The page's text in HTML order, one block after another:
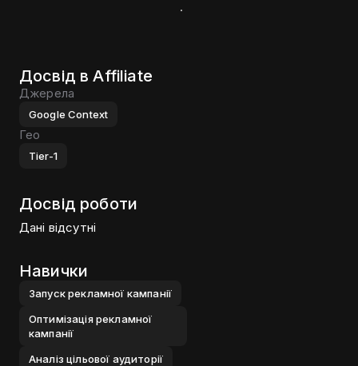
.
Досвід в Affiliate
Джерела
Google Context
Гео
Tier-1
Досвід роботи
Дані відсутні
Навички
Запуск рекламної кампанiї
Оптимiзацiя рекламної
кампанiї
Аналiз цiльової аудиторiї